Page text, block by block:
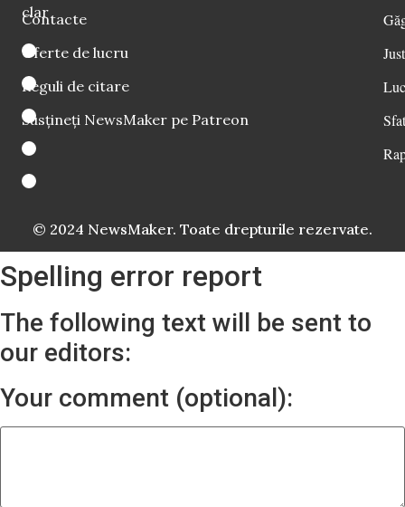
clar
Contacte
Oferte de lucru
Reguli de citare
Susțineți NewsMaker pe Patreon
© 2024 NewsMaker. Toate drepturile rezervate.
Spelling error report
The following text will be sent to
our editors:
Your comment (optional):